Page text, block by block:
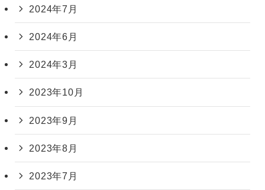
2024年7月
2024年6月
2024年3月
2023年10月
2023年9月
2023年8月
2023年7月